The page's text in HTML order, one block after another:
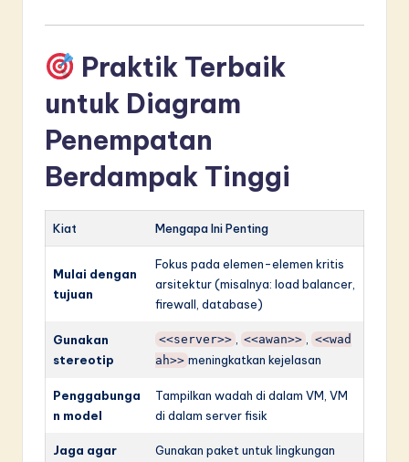
Praktik Terbaik
untuk Diagram
Penempatan
Berdampak Tinggi
Kiat Mengapa Ini Penting
Mulai dengan
tujuan
Fokus pada elemen-elemen kritis
arsitektur (misalnya: load balancer,
firewall, database)
Gunakan
stereotip
<<server>> <<awan>>
<<wad
ah>> meningkatkan kejelasan
Penggabunga
n model
Tampilkan wadah di dalam VM, VM
di dalam server fisik
Jaga agar
Gunakan paket untuk lingkungan